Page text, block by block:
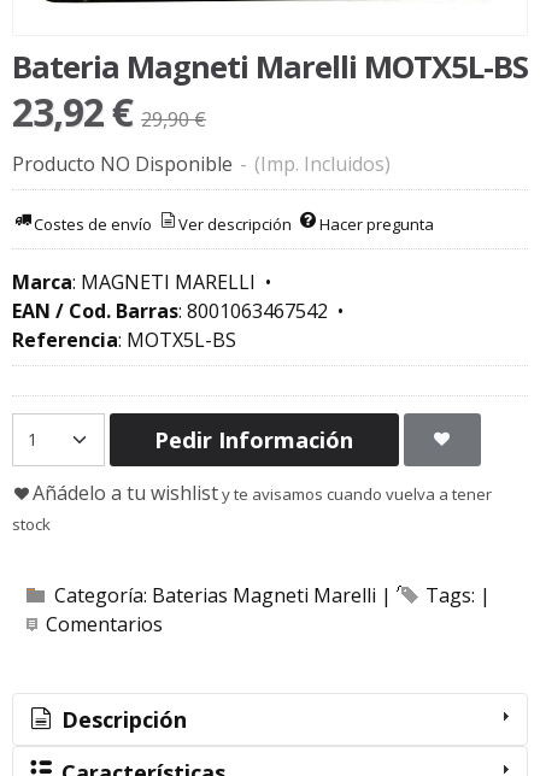
Bateria Magneti Marelli MOTX5L-BS
23,92 € 29,90 €
Producto NO Disponible - (Imp. Incluidos)
Costes de envío Ver descripción Hacer pregunta
Marca: MAGNETI MARELLI •
EAN / Cod. Barras: 8001063467542 •
Referencia: MOTX5L-BS
Pedir Información
Añádelo a tu wishlisty te avisamos cuando vuelva a tener
stock
Categoría: Baterias Magneti Marelli | Tags: |
Comentarios
Descripción